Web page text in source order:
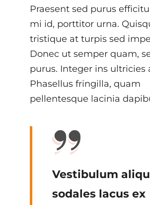
Praesent sed purus
mi id, porttitor urna.
tristique at turpis sed
Donec ut semper quam,
purus. Integer ins ultricies
Phasellus fringilla, quam
pellentesque lacinia
Vestibulum
sodales lacus ex